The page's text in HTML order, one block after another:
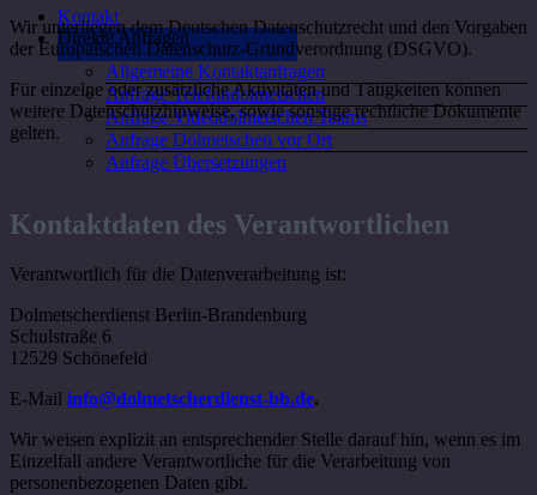
Kontakt
Direkte Anfragen
Allgemeine Kontaktanfragen
Anfrage Telefondolmetschen
Anfrage Videodolmetschen Teams
Anfrage Dolmetschen vor Ort
Anfrage Übersetzungen
Wir unterliegen dem Deutschen Datenschutzrecht und den Vorgaben
der Europäischen Datenschutz-Grundverordnung (DSGVO).
Für einzelne oder zusätzliche Aktivitäten und Tätigkeiten können
weitere Datenschutzhinweise, sowie sonstige rechtliche Dokumente
gelten.
Kontaktdaten des Verantwortlichen
Verantwortlich für die Datenverarbeitung ist:
Dolmetscherdienst Berlin-Brandenburg
Schulstraße 6
12529 Schönefeld
E-Mail info@dolmetscherdienst-bb.de.
Wir weisen explizit an entsprechender Stelle darauf hin, wenn es im
Einzelfall andere Verantwortliche für die Verarbeitung von
personenbezogenen Daten gibt.